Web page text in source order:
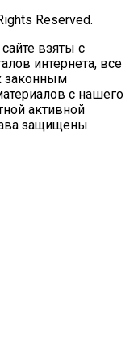
Reserved.
взяты с
интернета, все
законным
с нашего
активной
защищены